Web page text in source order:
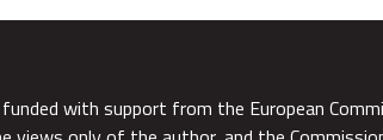
with support from the European